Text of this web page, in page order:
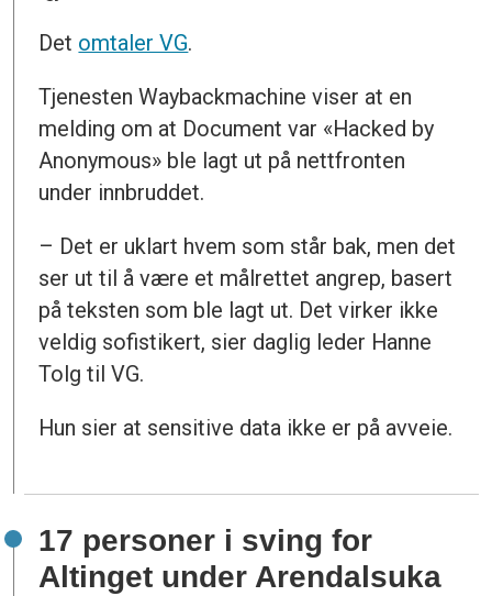
Det omtaler VG.
Tjenesten Waybackmachine viser at en
melding om at Document var «Hacked by
Anonymous» ble lagt ut på nettfronten
under innbruddet.
– Det er uklart hvem som står bak, men det
ser ut til å være et målrettet angrep, basert
på teksten som ble lagt ut. Det virker ikke
veldig sofistikert, sier daglig leder Hanne
Tolg til VG.
Hun sier at sensitive data ikke er på avveie.
17 personer i sving for
Altinget under Arendalsuka